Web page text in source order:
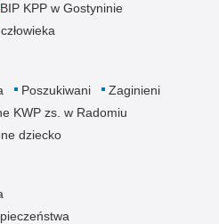
BIP KPP w Gostyninie
Poszukiwani
Zaginieni
KWP zs. w Radomiu
dziecko